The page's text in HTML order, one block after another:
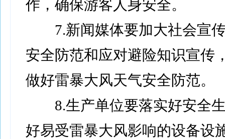
作，确保游客人身安全。
7.新闻媒体要加大社会宣传
安全防范和应对避险知识宣传
做好雷暴大风天气安全防范。
8.生产单位要落实好安全生
好易受雷暴大风影响的设备设